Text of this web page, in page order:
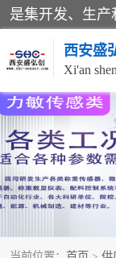
西安盛
称重传感器
压力变送器